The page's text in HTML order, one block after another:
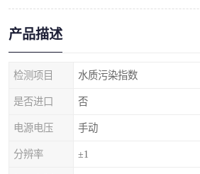
产品描述
检测项目 水质污染指数
是否进口 否
电源电压 手动
分辨率 ±1